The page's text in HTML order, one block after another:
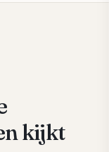
kijkt